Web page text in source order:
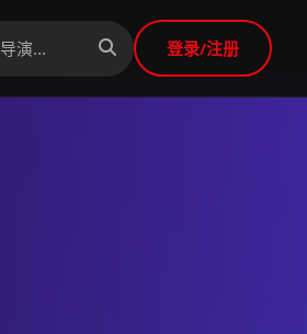
登录/注册